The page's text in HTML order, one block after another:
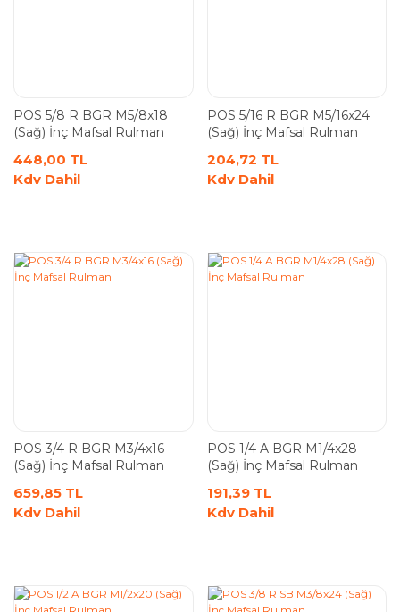
POS 5/8 R BGR M5/8x18
(Sağ) İnç Mafsal Rulman
448,00 TL
Kdv Dahil
POS 5/16 R BGR M5/16x24
(Sağ) İnç Mafsal Rulman
204,72 TL
Kdv Dahil
POS 3/4 R BGR M3/4x16
(Sağ) İnç Mafsal Rulman
659,85 TL
Kdv Dahil
POS 1/4 A BGR M1/4x28
(Sağ) İnç Mafsal Rulman
191,39 TL
Kdv Dahil